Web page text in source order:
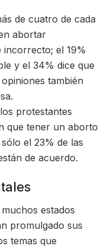
de cuatro de cada
abortar
incorrecto; el 19%
y el 34% dice que
también
protestantes
que tener un aborto
el 23% de las
de acuerdo.
estados
promulgado sus
temas que